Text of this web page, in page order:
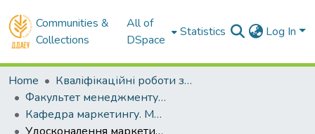
Communities &
Collections
All of
DSpace
Statistics Log In
Home
Кваліфікаційні роботи здобувачів вищої освіти
Факультет менеджменту і маркетингу
Кафедра маркетингу. Магістри